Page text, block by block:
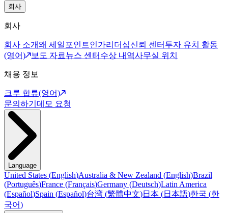
회사
회사
회사 소개왜 세일포인트인가리더십신뢰 센터 투자 유치 활동
(영어)
보도 자료뉴스 센터 수상 내역사무실 위치
채용 정보
크루 합류(영어)
문의하기 데모 요청
Language
United States (English)Australia & New Zealand (English)Brazil
(Português)France (Français)Germany (Deutsch)Latin America
(Español)Spain (Español)台湾 (繁體中文)日本 (日本語)한국 (한
국어)